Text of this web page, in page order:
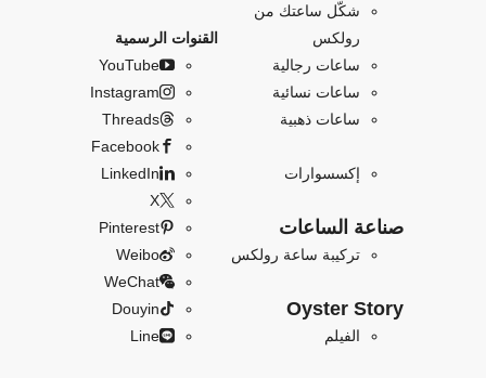
شكّل ساعتك من
رولكس
ساعات رجالية
ساعات نسائية
ساعات ذهبية
إكسسوارات
صناعة الساعات
تركيبة ساعة رولكس
Oyster Story
الفيلم
القنوات الرسمية
YouTube
Instagram
Threads
Facebook
LinkedIn
X
Pinterest
Weibo
WeChat
Douyin
Line